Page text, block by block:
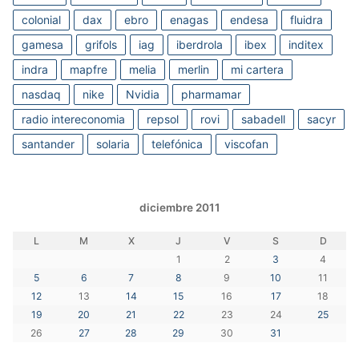
colonial
dax ebro enagas endesa
fluidra
gamesa
grifols iag iberdrola ibex
inditex
indra
mapfre melia merlin
mi cartera
nasdaq
nike Nvidia
pharmamar
radio intereconomia
repsol rovi sabadell
sacyr
santander
solaria telefónica viscofan
diciembre 2011
L M X J V S
D
1
2 3
4
5
6 7 8 9 10
11
12
13 14 15 16 17
18
19
20 21 22 23 24
25
26
27 28 29 30 31